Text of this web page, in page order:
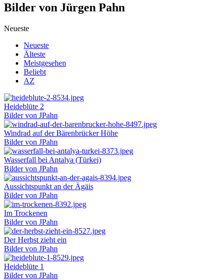
Bilder von Jürgen Pahn
Neueste
Neueste
Älteste
Meistgesehen
Beliebt
AZ
Heideblüte 2
Bilder von JPahn
Windrad auf der Bärenbrücker Höhe
Bilder von JPahn
Wasserfall bei Antalya (Türkei)
Bilder von JPahn
Aussichtspunkt an der Ägäis
Bilder von JPahn
Im Trockenen
Bilder von JPahn
Der Herbst zieht ein
Bilder von JPahn
Heideblüte 1
Bilder von JPahn